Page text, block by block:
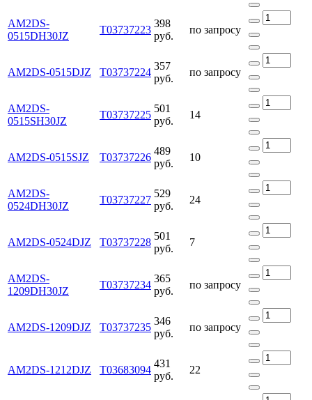
AM2DS-
0515DH30JZ
Т03737223
398
руб.
по запросу
AM2DS-0515DJZ Т03737224
357
руб.
по запросу
AM2DS-
0515SH30JZ
Т03737225
501
руб.
14
AM2DS-0515SJZ Т03737226
489
руб.
10
AM2DS-
0524DH30JZ
Т03737227
529
руб.
24
AM2DS-0524DJZ Т03737228
501
руб.
7
AM2DS-
1209DH30JZ
Т03737234
365
руб.
по запросу
AM2DS-1209DJZ Т03737235
346
руб.
по запросу
AM2DS-1212DJZ Т03683094
431
руб.
22